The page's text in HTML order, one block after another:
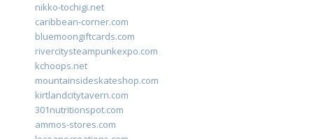
nikko-tochigi.net
caribbean-corner.com
bluemoongiftcards.com
rivercitysteampunkexpo.com
kchoops.net
mountainsideskateshop.com
kirtlandcitytavern.com
301nutritionspot.com
ammos-stores.com